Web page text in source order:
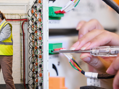
aider à identifier les problèmes